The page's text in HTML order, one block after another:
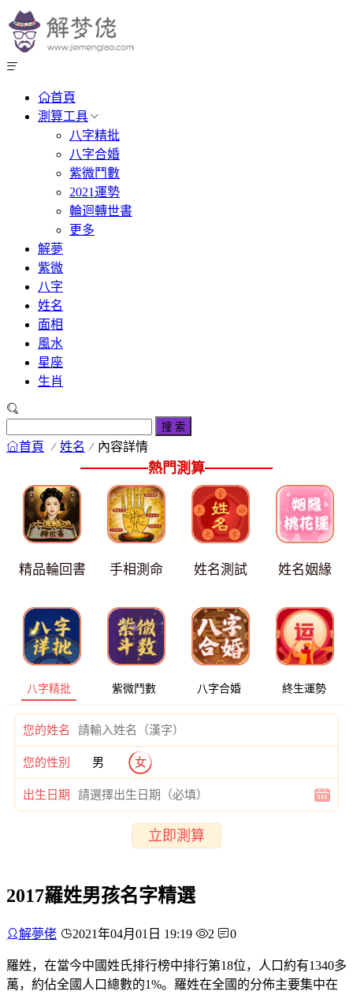
首頁
測算工具
八字精批
八字合婚
紫微鬥數
2021運勢
輪迴轉世書
更多
解夢
紫微
八字
姓名
面相
風水
星座
生肖
搜 索
首頁 姓名 內容詳情
熱門測算
精品輪回書 手相測命 姓名測試 姓名姻緣
八字精批 紫微鬥數 八字合婚 終生運勢
您的姓名
您的性別 男 女
出生日期
立即測算
2017羅姓男孩名字精選
解夢佬 2021年04月01日 19:19 2 0
羅姓，在當今中國姓氏排行榜中排行第18位，人口約有1340多
萬，約佔全國人口總數的1%。羅姓在全國的分佈主要集中在